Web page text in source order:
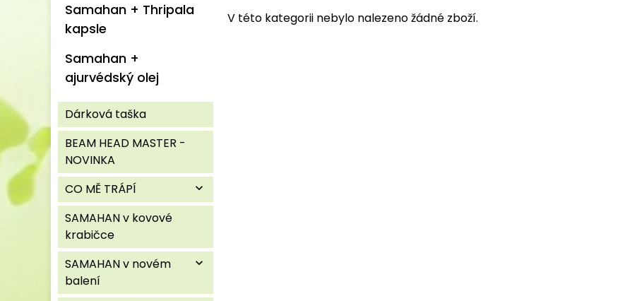
Samahan + Thripala
kapsle
Samahan +
ajurvédský olej
Dárková taška
BEAM HEAD MASTER -
NOVINKA
CO MĚ TRÁPÍ
expand_more
SAMAHAN v kovové
krabičce
SAMAHAN v novém
balení
expand_more
V této kategorii nebylo nalezeno žádné zboží.